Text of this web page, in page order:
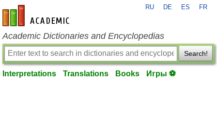
en-academic.com
RU DE ES FR
Academic Dictionaries and Encyclopedias
Search!
Interpretations Translations Books Игры ⚽